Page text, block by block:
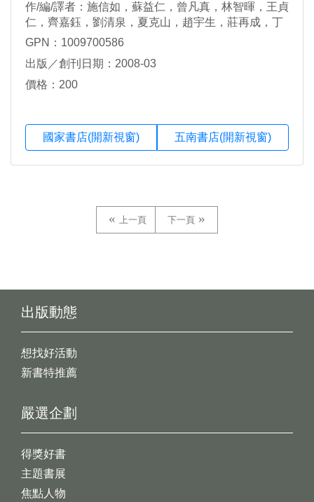
作/編/譯者：施信如，蘇益仁，曾凡真，林智暉，王貞
仁，齊嘉鈺，劉清泉，夏克山，趙宇生，莊再成，丁
崑健，李明亮
GPN：1009700586
出版／創刊日期：2008-03
價格：200
國家書店(開新視窗) 五南書店(開新視窗)
上一頁 下一頁
出版動態
想找好活動
新書特推薦
嚴選企劃
得獎好書
主題書展
焦點人物